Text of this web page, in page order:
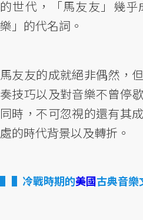
的世代，「馬友友」幾
樂」的代名詞。
馬友友的成就絕非偶然，
奏技巧以及對音樂不曾停
同時，不可忽視的還有其
處的時代背景以及轉折。
▌冷戰時期的美國古典音樂